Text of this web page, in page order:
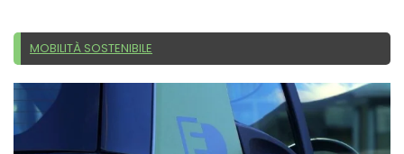
MOBILITÀ SOSTENIBILE